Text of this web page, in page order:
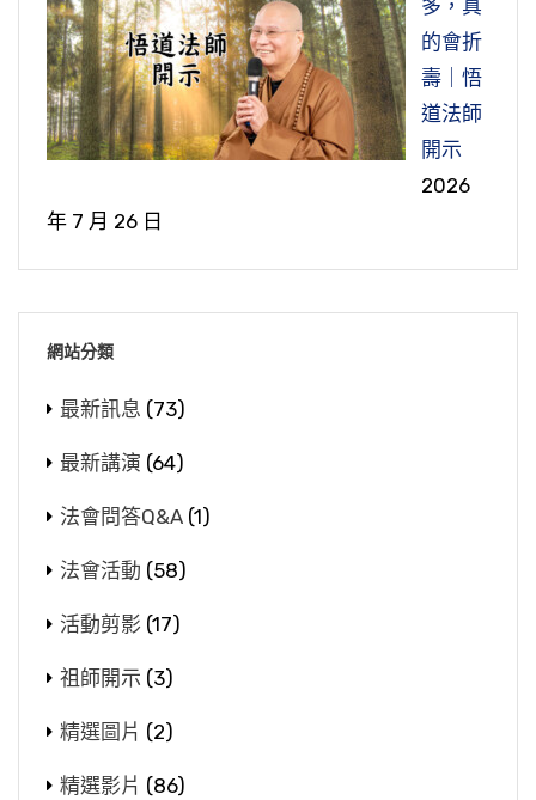
多，真
的會折
壽｜悟
道法師
開示
2026
年 7 月 26 日
網站分類
最新訊息 (73)
最新講演 (64)
法會問答Q&A (1)
法會活動 (58)
活動剪影 (17)
祖師開示 (3)
精選圖片 (2)
精選影片 (86)